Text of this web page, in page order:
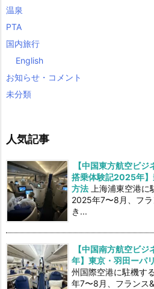
温泉
PTA
国内旅行
English
お知らせ・コメント
未分類
人気記事
【中国東方航空ビ
搭乗体験記2025年
方法 上海浦東空港
2025年7〜8月、フ
き...
【中国南方航空ビ
年】東京・羽田ーパ
州国際空港に駐機す
年7〜8月、フランス